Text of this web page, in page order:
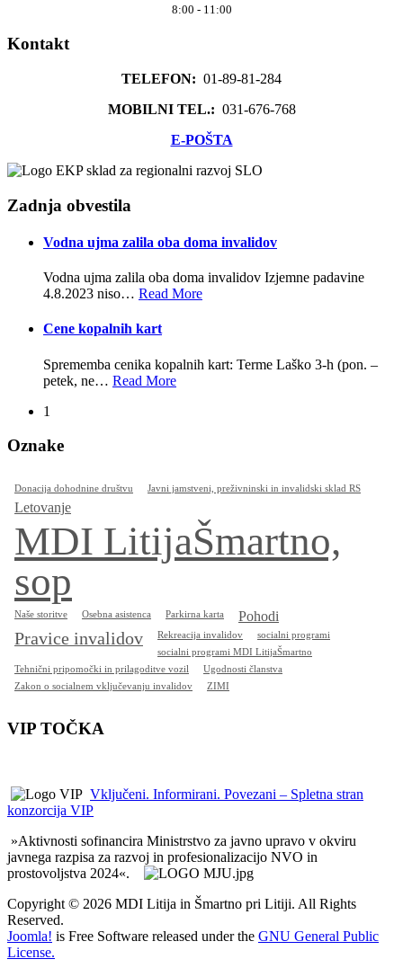
8:00 - 11:00
Kontakt
TELEFON: 01-89-81-284
MOBILNI TEL.: 031-676-768
E-POŠTA
Zadnja obvestila
Vodna ujma zalila oba doma invalidov
Vodna ujma zalila oba doma invalidov Izjemne padavine
4.8.2023 niso… Read More
Cene kopalnih kart
Sprememba cenika kopalnih kart: Terme Laško 3-h (pon. –
petek, ne… Read More
1
Oznake
Donacija dohodnine društvu Javni jamstveni, preživninski in invalidski sklad RS
Letovanje
MDI LitijaŠmartno,
sop
Naše storitve Osebna asistenca Parkirna karta Pohodi
Pravice invalidov Rekreacija invalidov
socialni programi
socialni programi MDI LitijaŠmartno
Tehnični pripomočki in prilagoditve vozil
Ugodnosti članstva
Zakon o socialnem vključevanju invalidov
ZIMI
VIP TOČKA
Vključeni. Informirani. Povezani – Spletna stran
konzorcija VIP
»Aktivnosti sofinancira Ministrstvo za javno upravo v okviru
javnega razpisa za razvoj in profesionalizacijo NVO in
prostovoljstva 2024«.
Copyright © 2026 MDI Litija in Šmartno pri Litiji. All Rights
Reserved.
Joomla! is Free Software released under the GNU General Public
License.